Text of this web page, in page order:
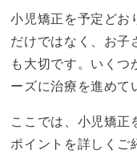
小児矯正を予定どお
だけではなく、お子
も大切です。いくつ
ーズに治療を進めて
ここでは、小児矯正
ポイントを詳しくご